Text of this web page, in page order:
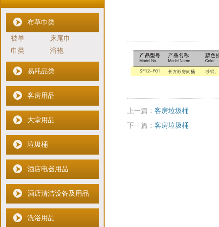
布草巾类
被单
床尾巾
巾类
浴袍
易耗品类
客房用品
大堂用品
垃圾桶
酒店电器用品
酒店清洁设备及用品
洗浴用品
上一篇： 客房垃圾桶
下一篇： 客房垃圾桶